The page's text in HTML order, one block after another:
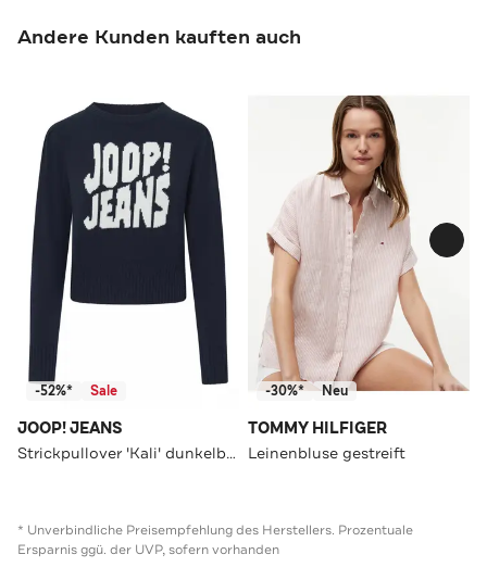
Andere Kunden kauften auch
-52%* Sale
JOOP! JEANS
Strickpullover 'Kali' dunkelblau
-30%* Neu
TOMMY HILFIGER
Leinenbluse gestreift
* Unverbindliche Preisempfehlung des Herstellers. Prozentuale
Ersparnis ggü. der UVP, sofern vorhanden